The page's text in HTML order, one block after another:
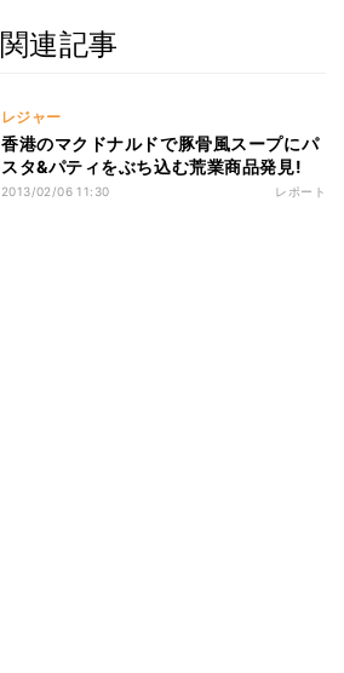
連記事
レジャー
香港のマクドナルドで豚骨風スープにパ
スタ&パティをぶち込む荒業商品発見!
2013/02/06 11:30 レポート